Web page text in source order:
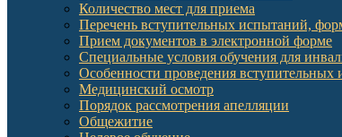
Количество мест для приема
Перечень вступительных испытаний,
Прием документов в электронной форме
Специальные условия обучения для
Особенности проведения
Медицинский осмотр
Порядок рассмотрения апелляции
Общежитие